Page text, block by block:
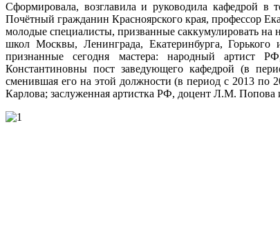
Сформировала, возглавила и руководила кафедрой в
Почётный гражданин Красноярского края, профессор
молодые специалисты, призванные саккумулировать
школ Москвы, Ленинграда, Екатеринбурга,
признанные сегодня мастера: народный артист
Константиновны пост заведующего кафедрой (в
сменившая его на этой должности (в период с 2013 по
Карлова; заслуженная артистка РФ, доцент Л.М. Попова
возглавила
и
руководила
кафедрой
течение
20
лет
опытный
педагог,